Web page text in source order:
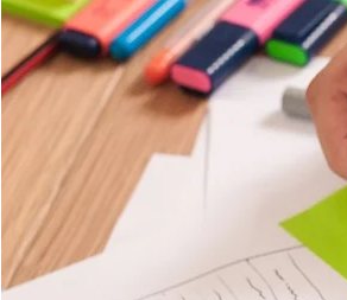
Website:
Cara
Simpel
Tingkatkan
Pengalaman
User